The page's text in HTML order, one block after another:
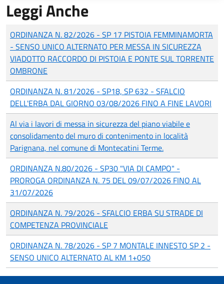
Leggi Anche
ORDINANZA N. 82/2026 - SP 17 PISTOIA FEMMINAMORTA
- SENSO UNICO ALTERNATO PER MESSA IN SICUREZZA
VIADOTTO RACCORDO DI PISTOIA E PONTE SUL TORRENTE
OMBRONE
ORDINANZA N. 81/2026 - SP18, SP 632 - SFALCIO
DELL'ERBA DAL GIORNO 03/08/2026 FINO A FINE LAVORI
Al via i lavori di messa in sicurezza del piano viabile e
consolidamento del muro di contenimento in località
Parignana, nel comune di Montecatini Terme.
ORDINANZA N.80/2026 - SP30 "VIA DI CAMPO" -
PROROGA ORDINANZA N. 75 DEL 09/07/2026 FINO AL
31/07/2026
ORDINANZA N. 79/2026 - SFALCIO ERBA SU STRADE DI
COMPETENZA PROVINCIALE
ORDINANZA N. 78/2026 - SP 7 MONTALE INNESTO SP 2 -
SENSO UNICO ALTERNATO AL KM 1+050